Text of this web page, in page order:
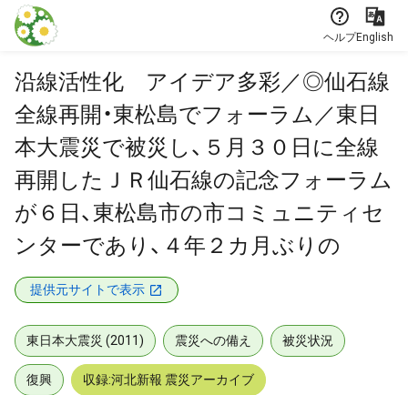
本文に飛ぶ
ヘルプEnglish
沿線活性化 アイデア多彩／◎仙石線
全線再開・東松島でフォーラム／東日
本大震災で被災し、５月３０日に全線
再開したＪＲ仙石線の記念フォーラム
が６日、東松島市の市コミュニティセ
ンターであり、４年２カ月ぶりの
提供元サイトで表示
東日本大震災 (2011) 震災への備え 被災状況
復興 収録:河北新報 震災アーカイブ